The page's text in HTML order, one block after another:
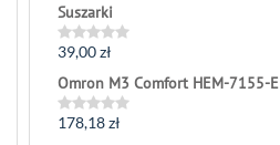
Suszarki
Rated
out
of
5
39,00zł
Omron M3 Comfort HEM-7155-E
Rated
178,18zł